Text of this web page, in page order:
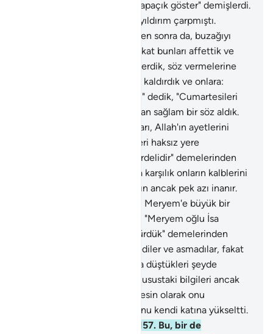
istemişlerdi ve "Bize Allah'ı apaçık göster" demişlerdi.
Zulümlerinden ötürü onları yıldırım çarpmıştı.
Belgeler kendilerine geldikten sonra da, buzağıyı
tanrı olarak benimsediler, fakat bunları affettik ve
Musa'ya apaçık bir hüccet verdik, söz vermelerine
karşılık Tur dağını üzerlerine kaldırdık ve onlara:
"Kapıdan secde ederek girin" dedik, "Cumartesileri
aşırı gitmeyin" dedik, onlardan sağlam bir söz aldık.
Sözleşmelerini bozmaları, Allah'ın ayetlerini
inkar etmeleri, peygamberleri haksız yere
öldürmeleri, "Kalblerimiz perdelidir" demelerinden
ötürü Allah, evet, inkarlarına karşılık onların kalblerini
mühürledi, onun için bunların ancak pek azı inanır.
Bu, bir de inkarlarından, Meryem'e büyük bir
iftirada bulunmalarından ve: "Meryem oğlu İsa
Mesih'i, Allah'ın elçisini öldürdük" demelerinden
ötürüdür. Oysa onu öldürmediler ve asmadılar, fakat
onlara öyle göründü. Ayrılığa düştükleri şeyde
doğrusu şüphededirler, bu husustaki bilgileri ancak
sanıya uymaktan ibarettir, kesin olarak onu
öldürmediler, bilakis Allah onu kendi katına yükseltti.
157. Bu, bir de